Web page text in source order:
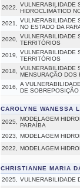
2022,
VULNERABILIDADE
HIDROCLIMÁTICO
2021,
VULNERABILIDADE
NO ESTADO DA
2020,
VULNERABILIDADE
TERRITÓRIOS
2019,
VULNERABILIDADE
TERRITÓRIOS
2018,
VULNERABILIDADE
MENSURAÇÃO DOS
2016,
A
DE
CAROLYNE WANESSA
2025,
MODELAGEM
PARAÍBA
2023,
MODELAGEM
2022,
MODELAGEM
CHRISTIANNE MARIA
2025,
VULNERABILIDADE